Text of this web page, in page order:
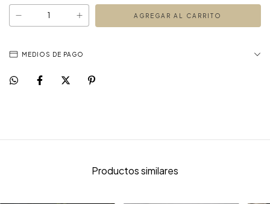
MEDIOS DE PAGO
Productos similares